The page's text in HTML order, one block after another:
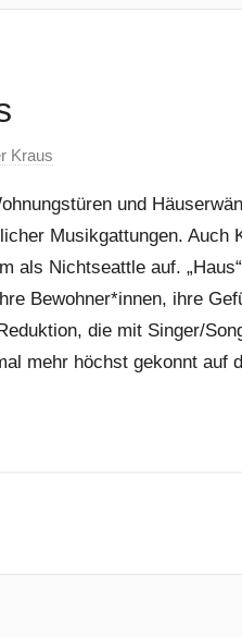
Kraus
und
Musikgattungen. Auch
als Nichtseattle auf.
Bewohner*innen, ihre
die mit Singer/
mehr höchst gekonnt auf